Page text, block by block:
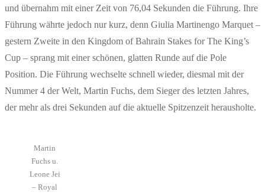
und übernahm mit einer Zeit von 76,04 Sekunden die Führung. Ihre
Führung währte jedoch nur kurz, denn Giulia Martinengo Marquet –
gestern Zweite in den Kingdom of Bahrain Stakes for The King’s
Cup – sprang mit einer schönen, glatten Runde auf die Pole
Position. Die Führung wechselte schnell wieder, diesmal mit der
Nummer 4 der Welt, Martin Fuchs, dem Sieger des letzten Jahres,
der mehr als drei Sekunden auf die aktuelle Spitzenzeit herausholte.
Martin
Fuchs u.
Leone Jei
– Royal